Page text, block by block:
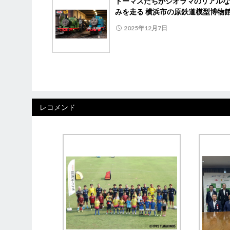
みを走る 横浜市の原鉄道模型博物
2025年12月7日
レコメンド